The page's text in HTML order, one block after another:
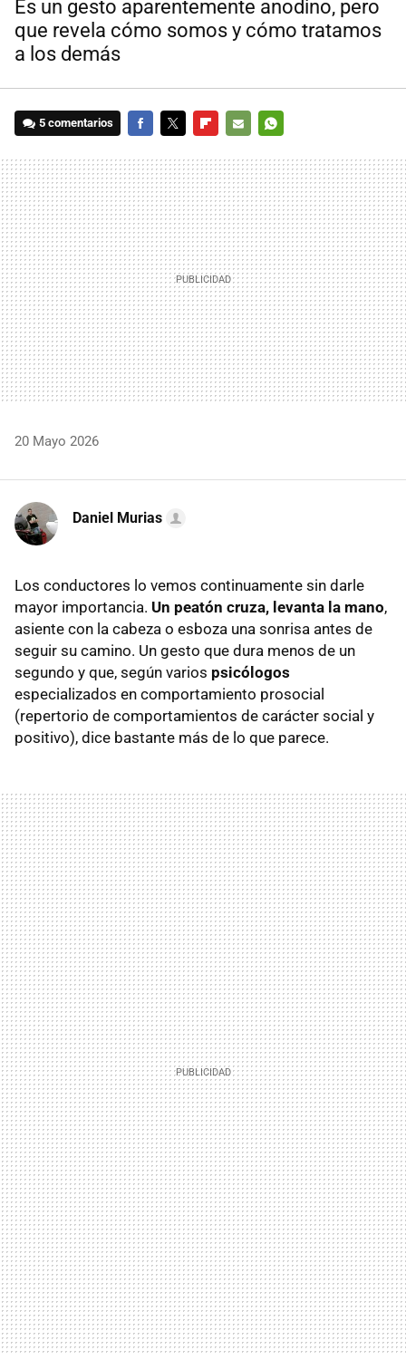
Es un gesto aparentemente anodino, pero
que revela cómo somos y cómo tratamos
a los demás
5 comentarios
MAIL
20 Mayo 2026
Daniel Murias
Los conductores lo vemos continuamente sin darle
mayor importancia. Un peatón cruza, levanta la mano,
asiente con la cabeza o esboza una sonrisa antes de
seguir su camino. Un gesto que dura menos de un
segundo y que, según varios psicólogos
especializados en comportamiento prosocial
(repertorio de comportamientos de carácter social y
positivo), dice bastante más de lo que parece.